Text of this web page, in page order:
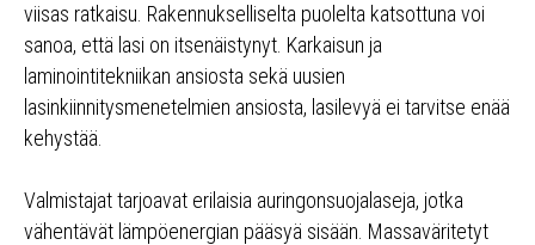
viisas ratkaisu. Rakennukselliselta puolelta katsottuna voi
sanoa, että lasi on itsenäistynyt. Karkaisun ja
laminointitekniikan ansiosta sekä uusien
lasinkiinnitysmenetelmien ansiosta, lasilevyä ei tarvitse enää
kehystää.
Valmistajat tarjoavat erilaisia auringonsuojalaseja, jotka
vähentävät lämpöenergian pääsyä sisään. Massaväritetyt